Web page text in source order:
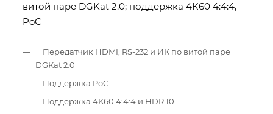
витой паре DGKat 2.0; поддержка 4К60 4:4:4,
PoC
Передатчик HDMI, RS-232 и ИК по витой паре
DGKat 2.0
Поддержка PoC
Поддержка 4K60 4:4:4 и HDR 10